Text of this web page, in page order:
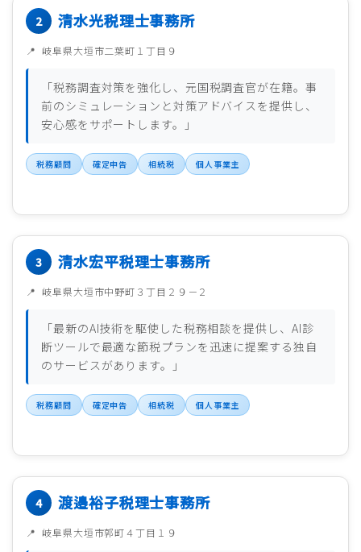
清水光税理士事務所
岐阜県大垣市二葉町１丁目９
「税務調査対策を強化し、元国税調査官が在籍。事
前のシミュレーションと対策アドバイスを提供し、
安心感をサポートします。」
税務顧問 確定申告 相続税 個人事業主
清水宏平税理士事務所
岐阜県大垣市中野町３丁目２９－２
「最新のAI技術を駆使した税務相談を提供し、AI診
断ツールで最適な節税プランを迅速に提案する独自
のサービスがあります。」
税務顧問 確定申告 相続税 個人事業主
渡邉裕子税理士事務所
岐阜県大垣市郭町４丁目１９